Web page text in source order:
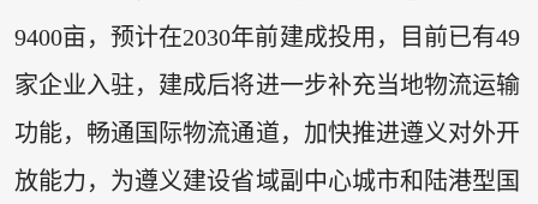
9400亩，预计在2030年前建成投用，目前已有49
家企业入驻，建成后将进一步补充当地物流运输
功能，畅通国际物流通道，加快推进遵义对外开
放能力，为遵义建设省域副中心城市和陆港型国